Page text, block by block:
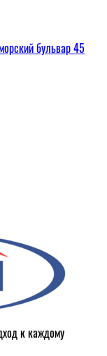
бульвар 45
к каждому